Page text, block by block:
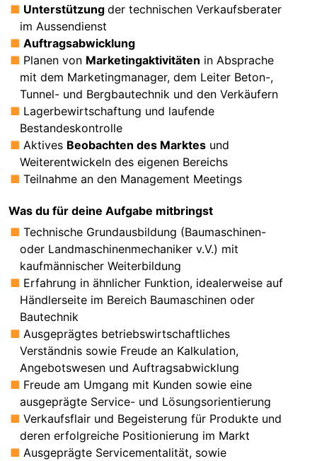
Unterstützungder technischen Verkaufsberater
im Aussendienst
Auftragsabwicklung
Planen von Marketingaktivitäten in Absprache
mit dem Marketingmanager, dem Leiter Beton-,
Tunnel- und Bergbautechnik und den Verkäufern
Lagerbewirtschaftung und laufende
Bestandeskontrolle
Aktives Beobachten des Marktes und
Weiterentwickeln des eigenen Bereichs
Teilnahme an den Management Meetings
Was du für deine Aufgabe mitbringst
Technische Grundausbildung (Baumaschinen-
oder Landmaschinenmechaniker v.V.) mit
kaufmännischer Weiterbildung
Erfahrung in ähnlicher Funktion, idealerweise auf
Händlerseite im Bereich Baumaschinen oder
Bautechnik
Ausgeprägtes betriebswirtschaftliches
Verständnis sowie Freude an Kalkulation,
Angebotswesen und Auftragsabwicklung
Freude am Umgang mit Kunden sowie eine
ausgeprägte Service- und Lösungsorientierung
Verkaufsflair und Begeisterung für Produkte und
deren erfolgreiche Positionierung im Markt
Ausgeprägte Servicementalität, sowie